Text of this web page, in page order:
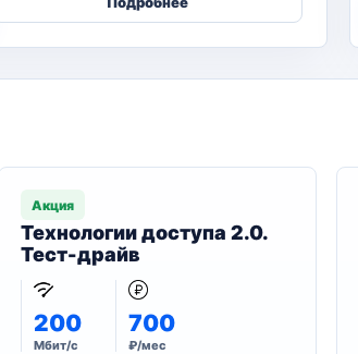
Акция
Технологии доступа 2.0.
Тест-драйв
200
Мбит/с
700
₽/мес